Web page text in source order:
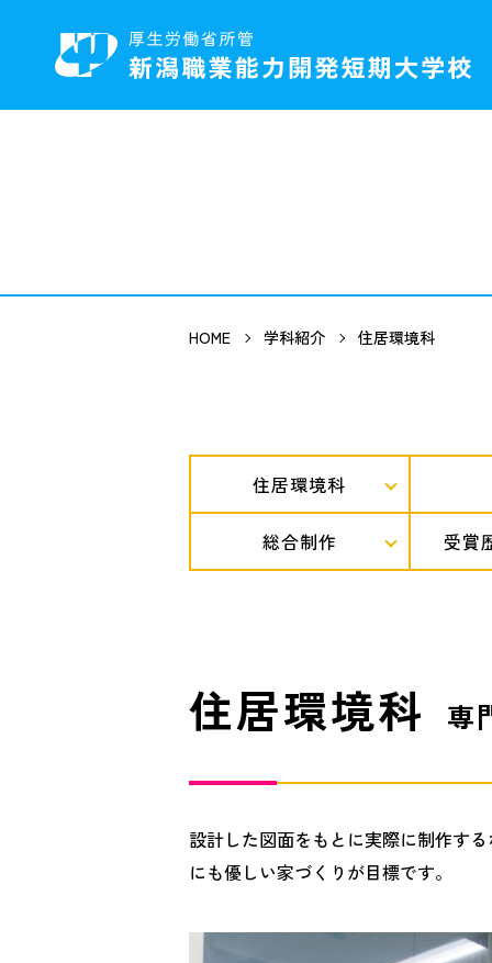
HOME 学科紹介 住居環境科
住居環境科
総合制作 受賞
住居環境科 専
設計した図面をもとに実際に制作す
にも優しい家づくりが目標です。